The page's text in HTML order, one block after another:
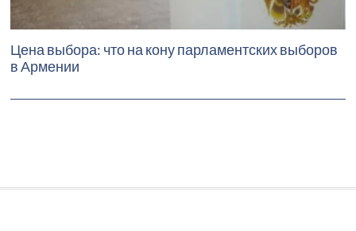
Цена выбора: что на кону парламентских выборов
в Армении